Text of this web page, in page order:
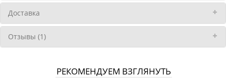
Доставка
Отзывы (1)
РЕКОМЕНДУЕМ ВЗГЛЯНУТЬ